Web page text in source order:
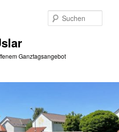
Ganztagsangebot